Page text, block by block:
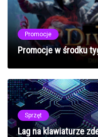
Promocje
Promocje w środku
Sprzęt
Lag na klawiaturze